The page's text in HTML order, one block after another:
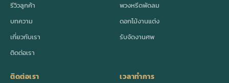
รีวิวลูกค้า
บทความ
เกี่ยวกับเรา
ติดต่อเรา
พวงหรีดพัดลม
ดอกไม้งานแต่ง
รับจัดงานศพ
ติดต่อเรา เวลาทำการ